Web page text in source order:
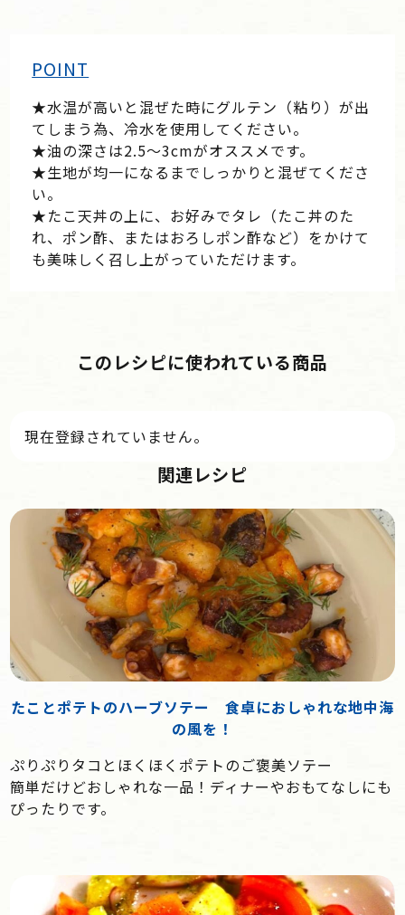
POINT
★水温が高いと混ぜた時にグルテン（粘り）が出
てしまう為、冷水を使用してください。
★油の深さは2.5〜3cmがオススメです。
★生地が均一になるまでしっかりと混ぜてくださ
い。
★たこ天丼の上に、お好みでタレ（たこ丼のた
れ、ポン酢、またはおろしポン酢など）をかけて
も美味しく召し上がっていただけます。
このレシピに使われている商品
現在登録されていません。
関連レシピ
たことポテトのハーブソテー 食卓におしゃれな地中海
の風を！
ぷりぷりタコとほくほくポテトのご褒美ソテー
簡単だけどおしゃれな一品！ディナーやおもてなしにも
ぴったりです。